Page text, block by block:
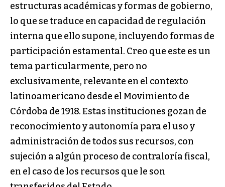
estructuras académicas y formas de gobierno,
lo que se traduce en capacidad de regulación
interna que ello supone, incluyendo formas de
participación estamental. Creo que este es un
tema particularmente, pero no
exclusivamente, relevante en el contexto
latinoamericano desde el Movimiento de
Córdoba de 1918. Estas instituciones gozan de
reconocimiento y autonomía para el uso y
administración de todos sus recursos, con
sujeción a algún proceso de contraloría fiscal,
en el caso de los recursos que le son